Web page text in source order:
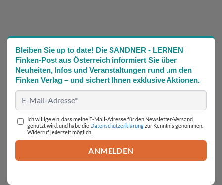
Bleiben Sie up to date! Die SANDNER - LERNEN
Finken-Post aus Österreich informiert Sie über
Neuheiten, Infos und Veranstaltungen rund um den
Finken Verlag – und sichert Ihnen exklusive Aktionen.
Ich willige ein, dass meine E-Mail-Adresse für den Newsletter-Versand
genutzt wird, und habe die Datenschutzerklärungzur Kenntnis genommen.
Widerruf jederzeit möglich.